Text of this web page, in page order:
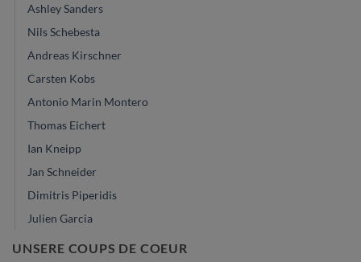
Ashley Sanders
Nils Schebesta
Andreas Kirschner
Carsten Kobs
Antonio Marin Montero
Thomas Eichert
Ian Kneipp
Jan Schneider
Dimitris Piperidis
Julien Garcia
UNSERE COUPS DE COEUR